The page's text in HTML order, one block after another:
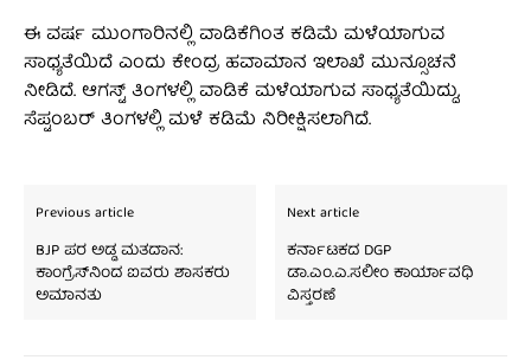
ಈ ವರ್ಷ ಮುಂಗಾರಿನಲ್ಲಿ ವಾಡಿಕೆಗಿಂತ ಕಡಿಮೆ ಮಳೆಯಾಗುವ
ಸಾಧ್ಯತೆಯಿದೆ ಎಂದು ಕೇಂದ್ರ ಹವಾಮಾನ ಇಲಾಖೆ ಮುನ್ಸೂಚನೆ
ನೀಡಿದೆ. ಆಗಸ್ಟ್ ತಿಂಗಳಲ್ಲಿ ವಾಡಿಕೆ ಮಳೆಯಾಗುವ ಸಾಧ್ಯತೆಯಿದ್ದು,
ಸೆಪ್ಟಂಬರ್ ತಿಂಗಳಲ್ಲಿ ಮಳೆ ಕಡಿಮೆ ನಿರೀಕ್ಷಿಸಲಾಗಿದೆ.
Previous article
BJP ಪರ ಅಡ್ಡ ಮತದಾನ:
ಕಾಂಗ್ರೆಸ್‌ನಿಂದ ಐವರು ಶಾಸಕರು
ಅಮಾನತು
Next article
ಕರ್ನಾಟಕದ DGP
ಡಾ.ಎಂ.ಎ.ಸಲೀಂ ಕಾರ್ಯಾವಧಿ
ವಿಸ್ತರಣೆ